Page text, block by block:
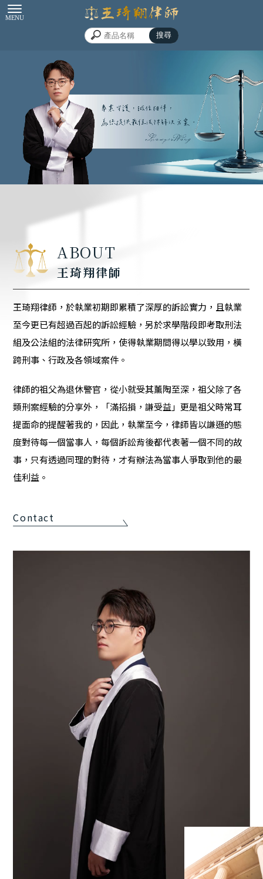
台中律師事務所
南屯律師事務所
台中律師事務所推薦 ABOUT
王琦翔律師
王琦翔律師，於執業初期即累積了深厚的訴訟實力，且執業
至今更已有超過百起的訴訟經驗，另於求學階段即考取刑法
組及公法組的法律研究所，使得執業期間得以學以致用，橫
跨刑事、行政及各領域案件。
律師的祖父為退休警官，從小就受其薰陶至深，祖父除了各
類刑案經驗的分享外，「滿招損，謙受益」更是祖父時常耳
提面命的提醒著我的，因此，執業至今，律師皆以謙遜的態
度對待每一個當事人，每個訴訟背後都代表著一個不同的故
事，只有透過同理的對待，才有辦法為當事人爭取到他的最
佳利益。
Contact